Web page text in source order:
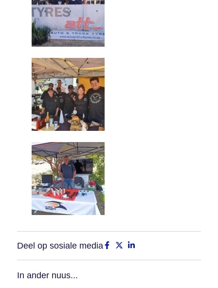
Deel op sosiale media
In ander nuus...